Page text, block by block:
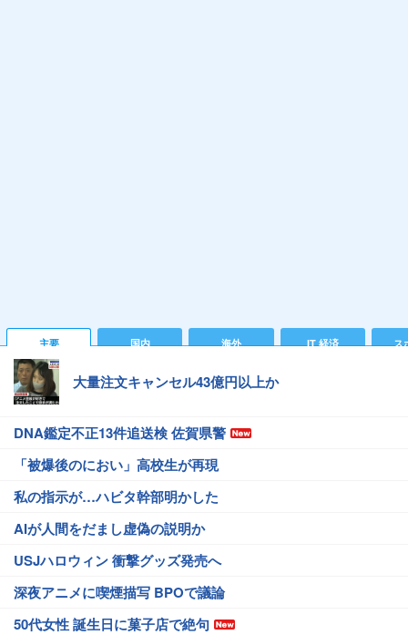
主要 国内 海外 IT 経済 ス
大量注文キャンセル43億円以上か
DNA鑑定不正13件追送検 佐賀県警
「被爆後のにおい」高校生が再現
私の指示が…ハビタ幹部明かした
AIが人間をだまし虚偽の説明か
USJハロウィン 衝撃グッズ発売へ
深夜アニメに喫煙描写 BPOで議論
50代女性 誕生日に菓子店で絶句